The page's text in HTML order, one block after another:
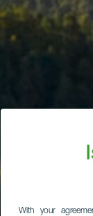
With your